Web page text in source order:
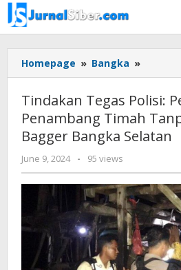
Skip
to
content
Homepage » Bangka »
Tegas
Timah
di
Laut
Bagger
Bangka
Selatan
Tindakan Tegas Polisi:
Penambang Timah
Bagger Bangka Selatan
June 9, 2024
by
Jurnalsiber
- 95 views